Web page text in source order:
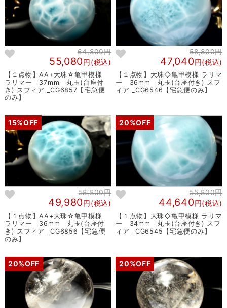
64,800円
55,080円(税込)
【１点物】AA+大珠☆亀甲模様
ラリマー 37mm 丸玉(台座付
き) スフィア _CG6857【宅急便
のみ】
58,800円
47,040円(税込)
【１点物】大珠◇亀甲模様 ラリマ
ー 36mm 丸玉(台座付き) スフ
ィア _CG6546【宅急便のみ】
15%OFF
58,800円
49,980円(税込)
【１点物】AA+大珠☆亀甲模様
ラリマー 36mm 丸玉(台座付
き) スフィア _CG6856【宅急便
のみ】
20%OFF
55,800円
44,640円(税込)
【１点物】大珠◇亀甲模様 ラリマ
ー 34mm 丸玉(台座付き) スフ
ィア _CG6545【宅急便のみ】
20%OFF 20%OFF